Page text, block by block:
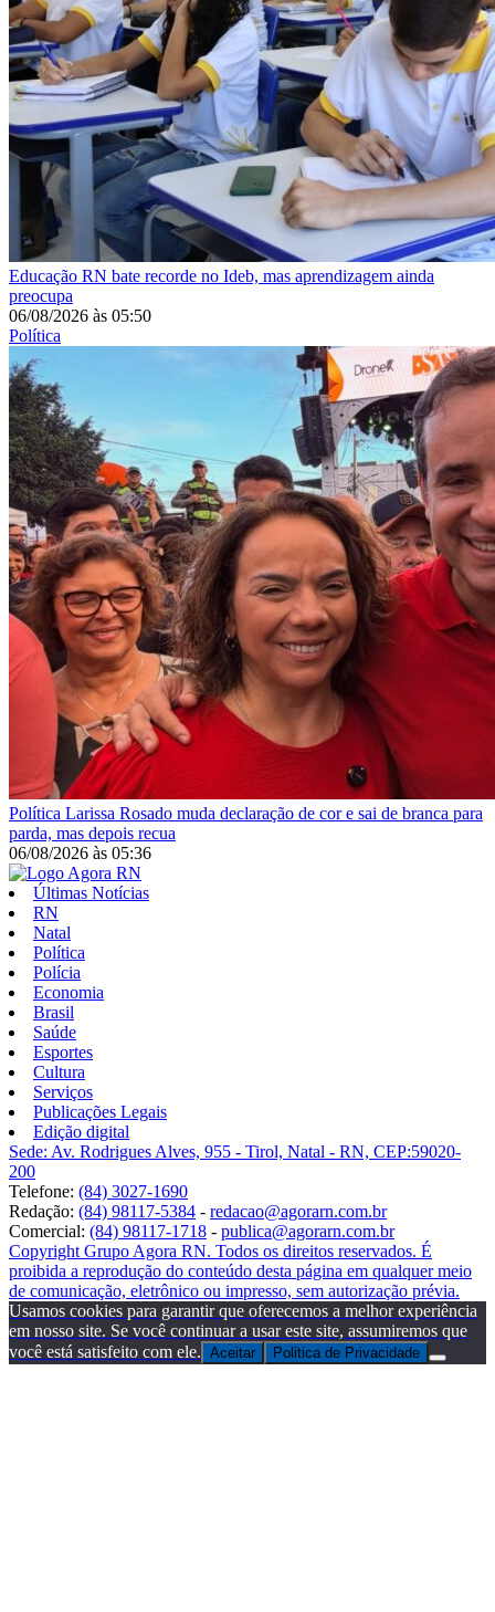
Educação RN bate recorde no Ideb, mas aprendizagem ainda
preocupa
06/08/2026 às 05:50
Política
Política Larissa Rosado muda declaração de cor e sai de branca para
parda, mas depois recua
06/08/2026 às 05:36
Últimas Notícias
RN
Natal
Política
Polícia
Economia
Brasil
Saúde
Esportes
Cultura
Serviços
Publicações Legais
Edição digital
Sede: Av. Rodrigues Alves, 955 - Tirol, Natal - RN, CEP:59020-
200
Telefone: (84) 3027-1690
Redação: (84) 98117-5384 - redacao@agorarn.com.br
Comercial: (84) 98117-1718 - publica@agorarn.com.br
Copyright Grupo Agora RN. Todos os direitos reservados. É
proibida a reprodução do conteúdo desta página em qualquer meio
de comunicação, eletrônico ou impresso, sem autorização prévia.
Usamos cookies para garantir que oferecemos a melhor experiência
em nosso site. Se você continuar a usar este site, assumiremos que
você está satisfeito com ele. Aceitar Politica de Privacidade